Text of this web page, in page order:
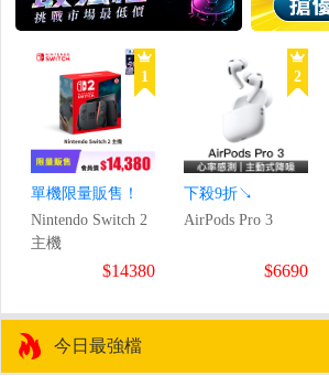
1
單機限量販售！
Nintendo Switch 2
主機
$14380
2
下殺9折↘
AirPods Pro 3
$6690
今日最強檔